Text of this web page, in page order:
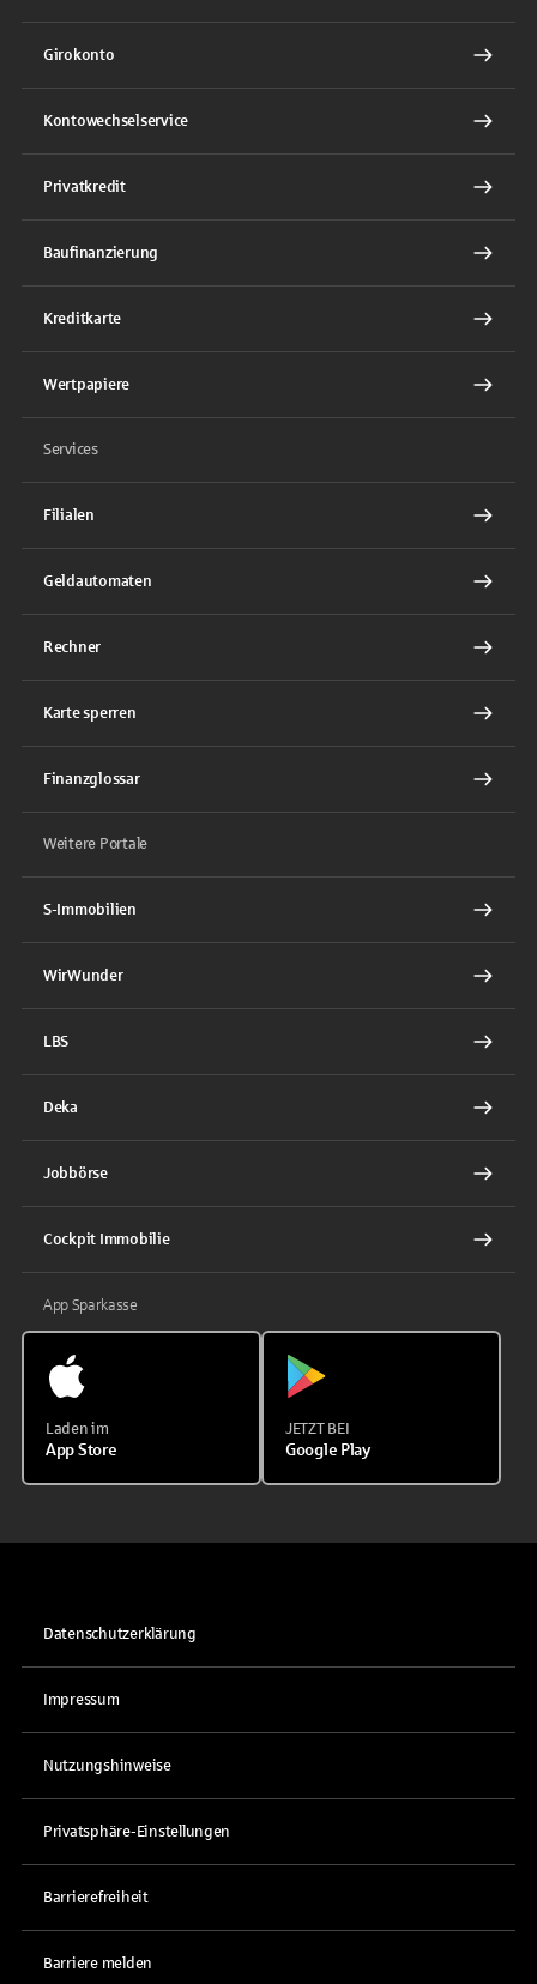
Girokonto
Kontowechselservice
Privatkredit
Baufinanzierung
Kreditkarte
Wertpapiere
Services
Filialen
Geldautomaten
Rechner
Karte sperren
Finanzglossar
Weitere Portale
S-Immobilien
WirWunder
LBS
Deka
Jobbörse
Cockpit Immobilie
App Sparkasse
Laden im
App Store
JETZT BEI
Google Play
Datenschutzerklärung
Impressum
Nutzungshinweise
Privatsphäre-Einstellungen
Barrierefreiheit
Barriere melden